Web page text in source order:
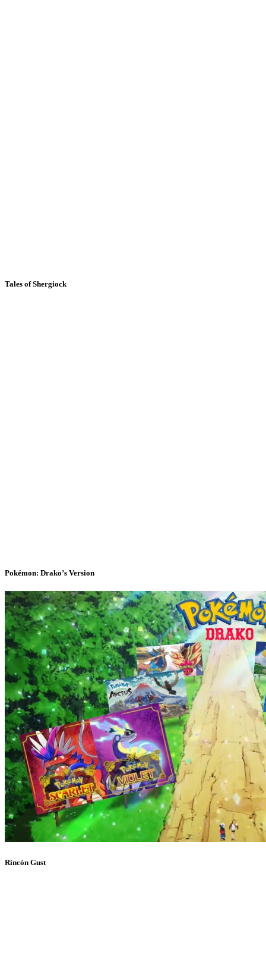
Tales of Shergiock
Pokémon: Drako’s Version
Rincón Gust